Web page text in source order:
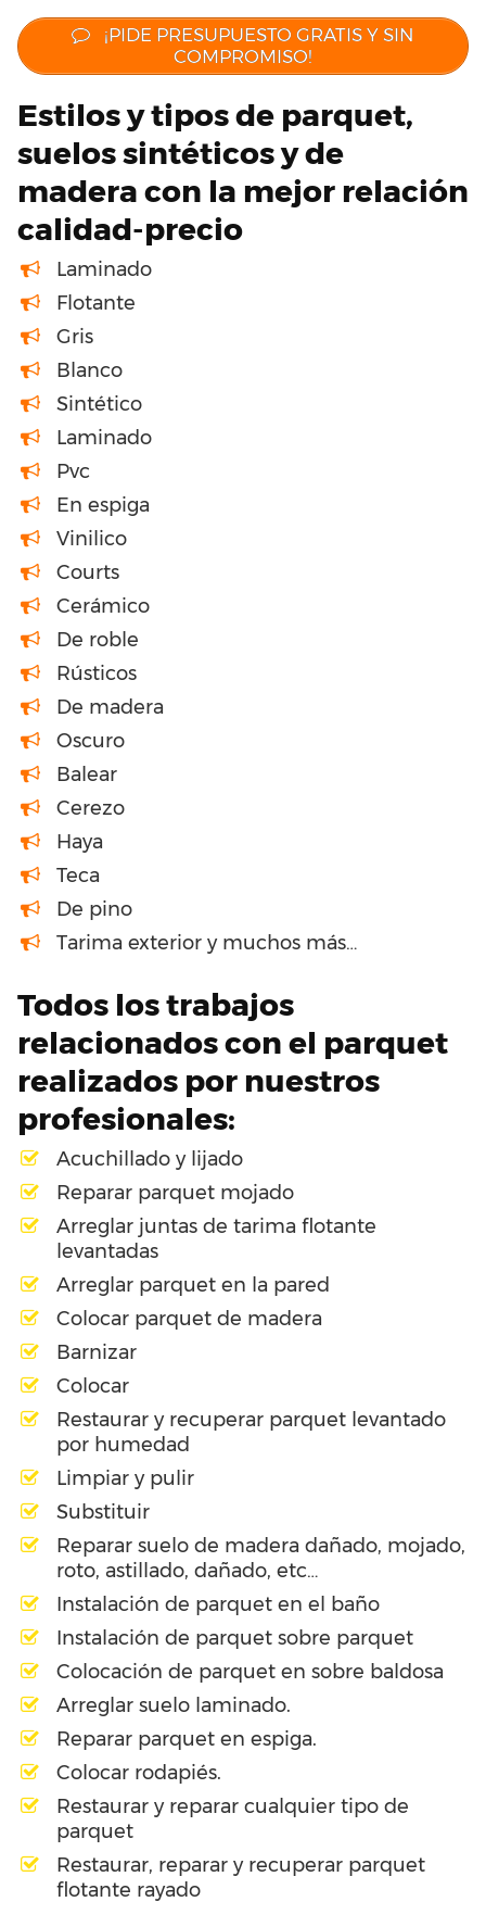
¡PIDE PRESUPUESTO GRATIS Y SIN
COMPROMISO!
Estilos y tipos de parquet,
suelos sintéticos y de
madera con la mejor relación
calidad-precio
Laminado
Flotante
Gris
Blanco
Sintético
Laminado
Pvc
En espiga
Vinilico
Courts
Cerámico
De roble
Rústicos
De madera
Oscuro
Balear
Cerezo
Haya
Teca
De pino
Tarima exterior y muchos más…
Todos los trabajos
relacionados con el parquet
realizados por nuestros
profesionales:
Acuchillado y lijado
Reparar parquet mojado
Arreglar juntas de tarima flotante
levantadas
Arreglar parquet en la pared
Colocar parquet de madera
Barnizar
Colocar
Restaurar y recuperar parquet levantado
por humedad
Limpiar y pulir
Substituir
Reparar suelo de madera dañado, mojado,
roto, astillado, dañado, etc…
Instalación de parquet en el baño
Instalación de parquet sobre parquet
Colocación de parquet en sobre baldosa
Arreglar suelo laminado.
Reparar parquet en espiga.
Colocar rodapiés.
Restaurar y reparar cualquier tipo de
parquet
Restaurar, reparar y recuperar parquet
flotante rayado